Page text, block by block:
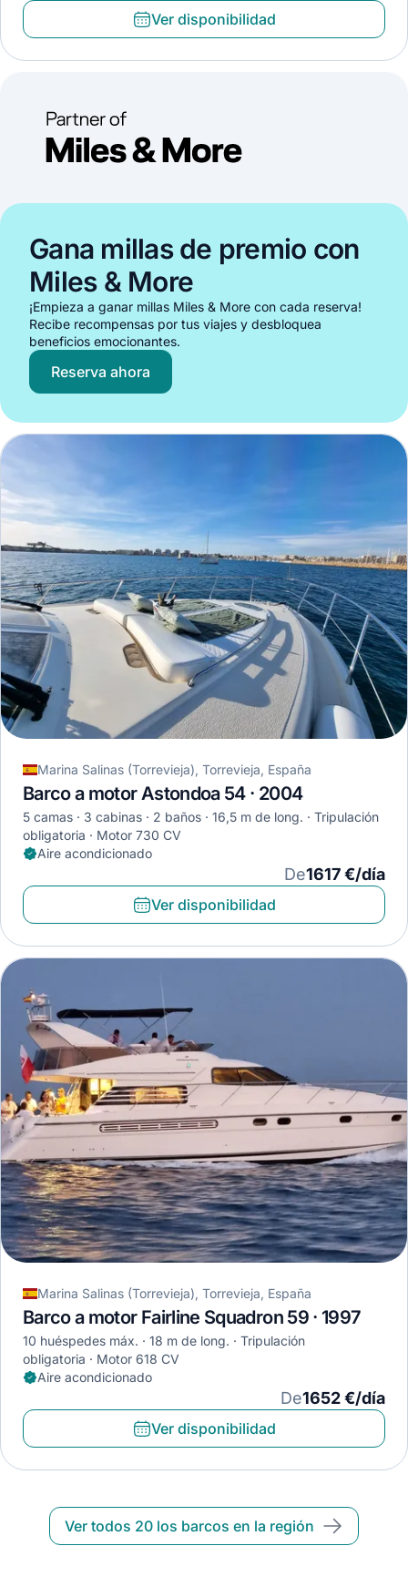
Ver disponibilidad
Gana millas de premio con
Miles & More
¡Empieza a ganar millas Miles & More con cada reserva!
Recibe recompensas por tus viajes y desbloquea
beneficios emocionantes.
Reserva ahora
Marina Salinas (Torrevieja), Torrevieja, España
Barco a motor Astondoa 54 · 2004
5 camas 3 cabinas 2 baños 16,5 m de long.
Tripulación
obligatoria
Motor 730 CV
Aire acondicionado
De1617 €/día
Ver disponibilidad
Marina Salinas (Torrevieja), Torrevieja, España
Barco a motor Fairline Squadron 59 · 1997
10 huéspedes máx. 18 m de long.
Tripulación
obligatoria
Motor 618 CV
Aire acondicionado
De1652 €/día
Ver disponibilidad
Ver todos 20 los barcos en la región